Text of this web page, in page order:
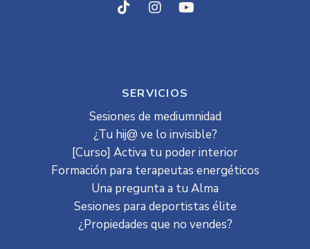
SERVICIOS
Sesiones de mediumnidad
¿Tu hij@ ve lo invisible?
[Curso] Activa tu poder interior
Formación para terapeutas energéticos
Una pregunta a tu Alma
Sesiones para deportistas élite
¿Propiedades que no vendes?